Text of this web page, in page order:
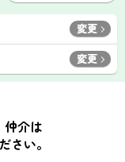
変更
変更
仲介は
さい。